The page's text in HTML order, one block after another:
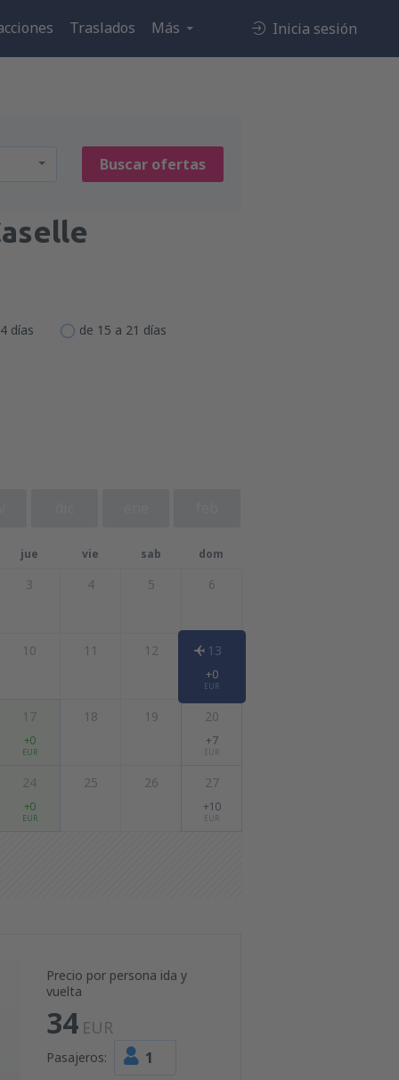
Traslados Más Inicia sesión
Buscar ofertas
días de 15 a 21 días
jue vie sab dom
3 4 5 6
10 11 12 13
+0
EUR
17
+0
EUR
18 19 20
+7
EUR
24
+0
EUR
25 26 27
+10
EUR
Precio por persona ida y
vuelta
34 EUR
Pasajeros: 1